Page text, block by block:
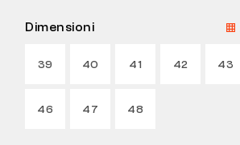
RESI
Dimensioni
39 40 41 42 43
46 47 48